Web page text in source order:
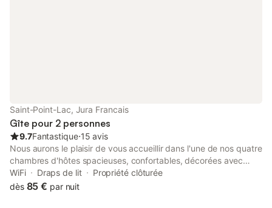
Saint-Point-Lac, Jura Francais
Gîte pour 2 personnes
9.7Fantastique⋅15 avis
Nous aurons le plaisir de vous accueillir dans l'une de nos quatre
chambres d'hôtes spacieuses, confortables, décorées avec
style et raffinement afin de vous faire passer un séjour
inoubliable ! Notre ancienne ferme comtoise, entièrement
WiFi Draps de lit
Propriété clôturée
dès 85 € par nuit